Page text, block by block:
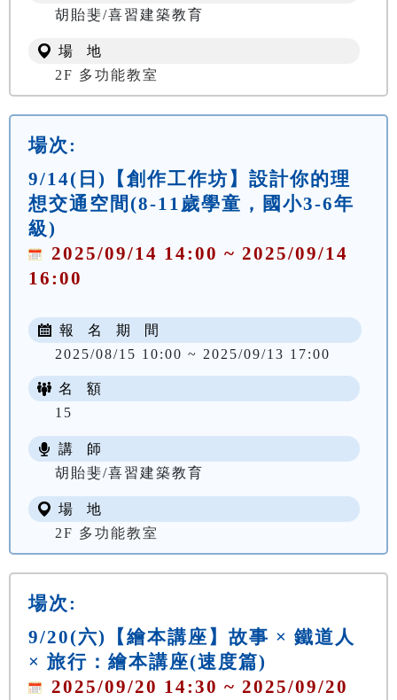
胡貽斐/喜習建築教育
場 地
2F 多功能教室
場次:
9/14(日)【創作工作坊】設計你的理
想交通空間(8-11歲學童，國小3-6年
級)
2025/09/14 14:00 ~ 2025/09/14
16:00
報 名 期 間
2025/08/15 10:00 ~ 2025/09/13 17:00
名 額
15
講 師
胡貽斐/喜習建築教育
場 地
2F 多功能教室
場次:
9/20(六)【繪本講座】故事 × 鐵道人
× 旅行：繪本講座(速度篇)
2025/09/20 14:30 ~ 2025/09/20